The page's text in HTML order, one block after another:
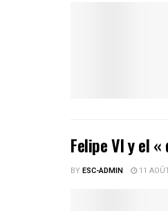
Felipe VI y el
BYESC-ADMIN 11